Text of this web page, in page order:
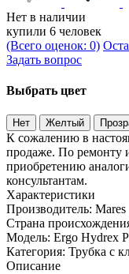
Нет в наличии
купили 6 человек
(Всего оценок: 0)
Задать вопрос
Выбрать цвет
Нет Желтый
К сожалению в
продаже. По ремонту
приобретению
консультантам.
Характеристики
Производитель: Mares
Страна
Модель: Ergo Hydrex
Категория: Трубка с
Описание